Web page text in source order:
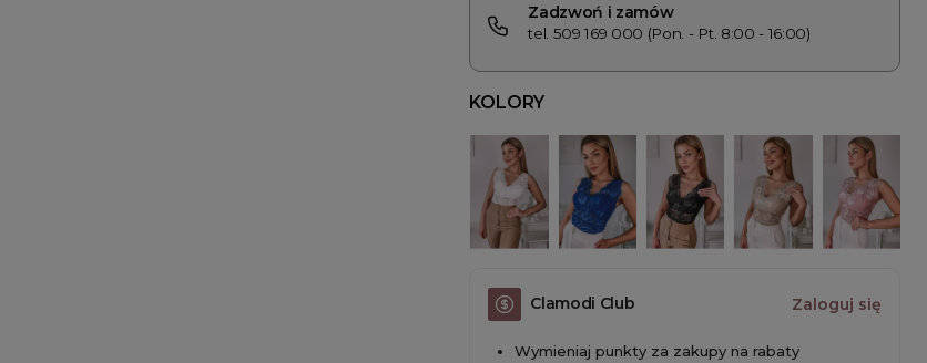
Zadzwoń i zamów
tel. 509 169 000 (Pon. - Pt. 8:00 - 16:00)
KOLORY
Clamodi Club Zaloguj się
Wymieniaj punkty za zakupy na rabaty